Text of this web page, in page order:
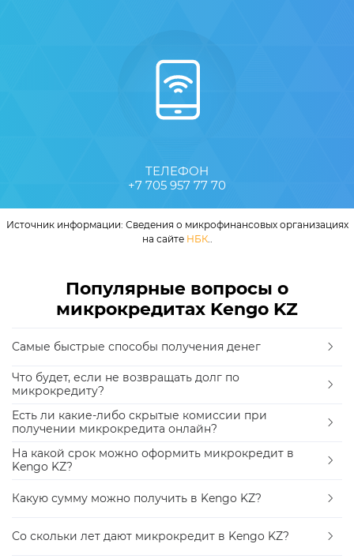
ТЕЛЕФОН
+7 705 957 77 70
Источник информации: Сведения о микрофинансовых организациях
на сайте НБК..
Популярные вопросы о
микрокредитах Kengo KZ
Самые быстрые способы получения денег
Что будет, если не возвращать долг по
микрокредиту?
Есть ли какие-либо скрытые комиссии при
получении микрокредита онлайн?
На какой срок можно оформить микрокредит в
Kengo KZ?
Какую сумму можно получить в Kengo KZ?
Со скольки лет дают микрокредит в Kengo KZ?